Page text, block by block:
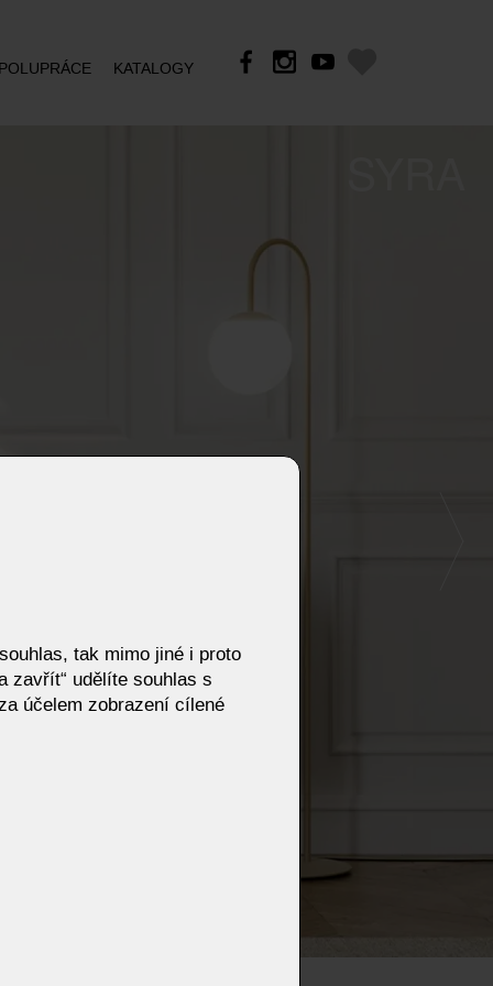
KATALOGY
tak mimo jiné i proto
zavřít“ udělíte souhlas s
účelem zobrazení cílené